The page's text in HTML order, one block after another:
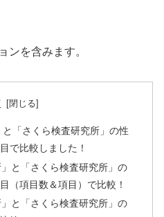
ンを含みます。
と「さくら検査研究所」の性
で比較しました！
と「さくら検査研究所」の
（項目数＆項目）で比較！
と「さくら検査研究所」の